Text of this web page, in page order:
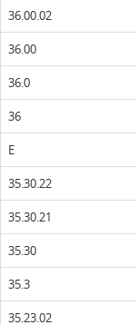
36.00.02
36.00
36.0
36
E
35.30.22
35.30.21
35.30
35.3
35.23.02